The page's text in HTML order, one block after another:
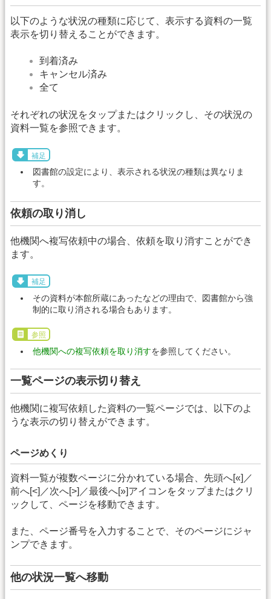
以下のような状況の種類に応じて、表示する資料の一覧
表示を切り替えることができます。
到着済み
キャンセル済み
全て
それぞれの状況をタップまたはクリックし、その状況の
資料一覧を参照できます。
補足
図書館の設定により、表示される状況の種類は異なりま
す。
依頼の取り消し
他機関へ複写依頼中の場合、依頼を取り消すことができ
ます。
補足
その資料が本館所蔵にあったなどの理由で、図書館から強
制的に取り消される場合もあります。
参照
他機関への複写依頼を取り消すを参照してください。
一覧ページの表示切り替え
他機関に複写依頼した資料の一覧ページでは、以下のよ
うな表示の切り替えができます。
ページめくり
資料一覧が複数ページに分かれている場合、先頭へ[«]／
前へ[<]／次へ[>]／最後へ[»]アイコンをタップまたはクリ
ックして、ページを移動できます。
また、ページ番号を入力することで、そのページにジャ
ンプできます。
他の状況一覧へ移動